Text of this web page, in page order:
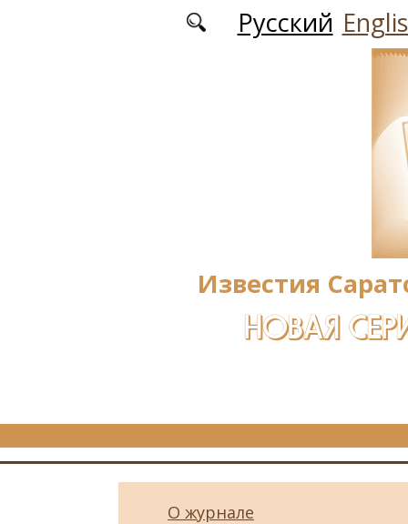
Перейти к основному содержаниюРусский
Известия
НОВАЯ
О журнале